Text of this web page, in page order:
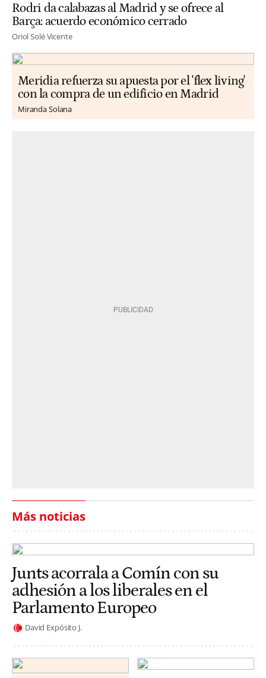
Rodri da calabazas al Madrid y se ofrece al
Barça: acuerdo económico cerrado
Oriol Solé Vicente
Meridia refuerza su apuesta por el 'flex living'
con la compra de un edificio en Madrid
Miranda Solana
Más noticias
Junts acorrala a Comín con su
adhesión a los liberales en el
Parlamento Europeo
David Expósito J.